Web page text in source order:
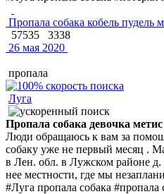
Пропала собака кобель пудель
57535
3338
26 мая 2020
пропала
Луга
Пропала собака девочка
Люди обращаюсь к вам за
собаку уже не первый месяц .
в Лен. обл. в Лужском районе
нее местности, где мы
#Луга пропала собака #пропала